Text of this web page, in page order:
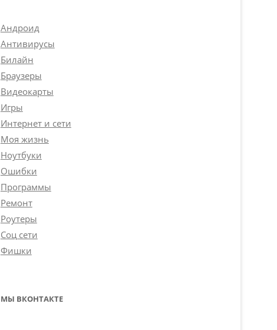
Андроид
Антивирусы
Билайн
Браузеры
Видеокарты
Игры
Интернет и сети
Моя жизнь
Ноутбуки
Ошибки
Программы
Ремонт
Роутеры
Соц сети
Фишки
МЫ ВКОНТАКТЕ